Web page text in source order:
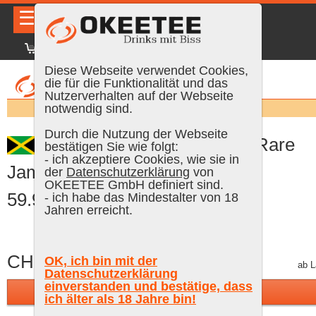
☰ DE FR EN|Anmelden
Suchen:
Rum Nation 10 Years Old Rare
Jamaica Rum 2013/2024, 70 cl,
59.9 % Vol.
CHF 119.00 inkl. MWST, gratis Versand ab
In den Warenkorb
Diese Webseite verwendet Cookies,
die für die Funktionalität und das
Nutzerverhalten auf der Webseite
notwendig sind.
Durch die Nutzung der Webseite
bestätigen Sie wie folgt:
- ich akzeptiere Cookies, wie sie in
der Datenschutzerklärung von
OKEETEE GmbH definiert sind.
- ich habe das Mindestalter von 18
Jahren erreicht.
OK, ich bin mit der
Datenschutzerklärung
einverstanden und bestätige, dass
ich älter als 18 Jahre bin!